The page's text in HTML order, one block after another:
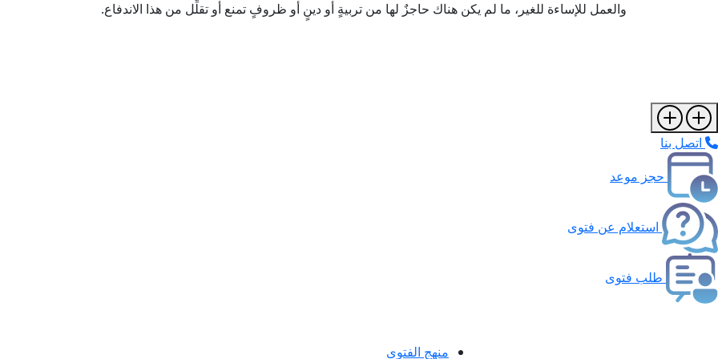
والعمل للإساءة للغير، ما لم يكن هناك حاجزٌ لها من تربيةٍ أو دينٍ أو ظروفٍ تمنع أو تقلِّل من هذا الاندفاع.
اتصل بنا
حجز موعد
استعلام عن فتوى
طلب فتوى
منهج الفتوى